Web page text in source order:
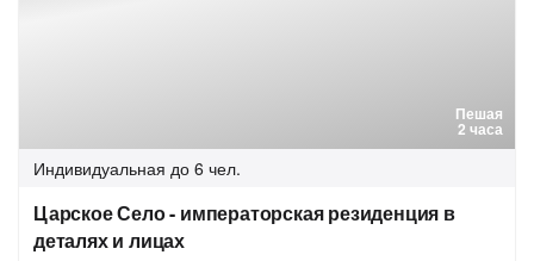
Пешая
2 часа
Индивидуальная до 6 чел.
Царское Село - императорская резиденция в
деталях и лицах